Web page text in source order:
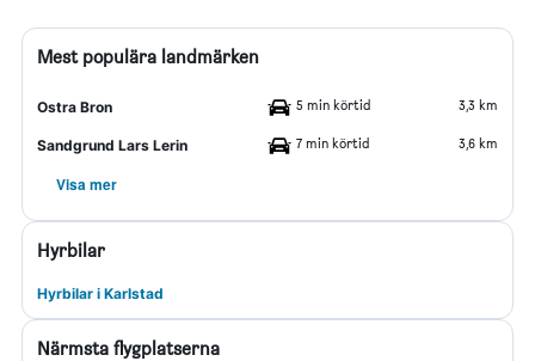
Mest populära landmärken
Ostra Bron 5 min körtid 3,3 km
Sandgrund Lars Lerin 7 min körtid 3,6 km
Visa mer
Hyrbilar
Hyrbilar i Karlstad
Närmsta flygplatserna